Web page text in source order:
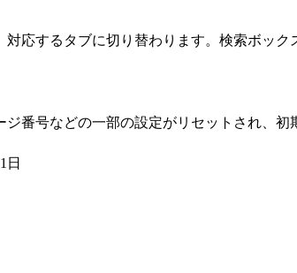
対応するタブに切り替わります。検索ボッ
番号などの一部の設定がリセットされ、
日